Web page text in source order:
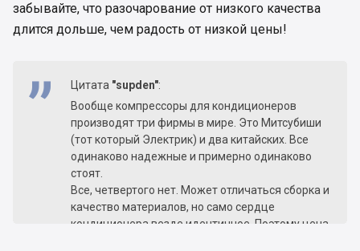
забывайте, что разочарование от низкого качества
длится дольше, чем радость от низкой цены!
Цитата "supden":
Вообще компрессоры для кондиционеров
производят три фирмы в мире. Это Митсубиши
(тот который Электрик) и два китайских. Все
одинаково надежные и примерно одинаково
стоят.
Все, четвертого нет. Может отличаться сборка и
качество материалов, но само сердце
кондиционера везде идентичное. Поэтому цена